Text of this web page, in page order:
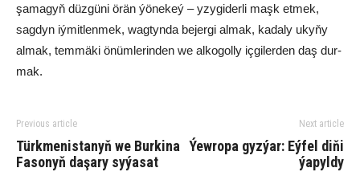
şa­ma­gyň düz­gü­ni örän ýö­ne­keý – yzy­gi­der­li maşk et­mek,
sag­dyn iý­mit­len­mek, wag­tyn­da be­jer­gi al­mak, kadaly ukyňy
almak, tem­mä­ki önüm­le­rin­den we al­ko­gol­ly iç­gi­ler­den daş dur­
mak.
Previous article
Türkmenistanyň we Burkina
Fasonyň daşary syýasat
Next article
Ýewropa gyzýar: Eýfel diňi
ýapyldy